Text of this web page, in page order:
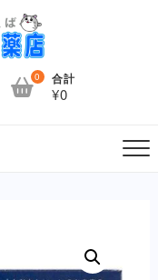
0 合計
¥0